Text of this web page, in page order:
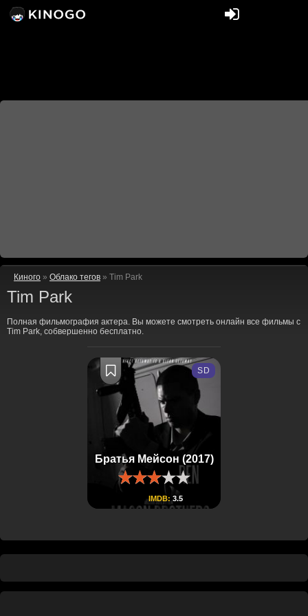
Киного » Облако тегов » Tim Park
Tim Park
Полная фильмография актера. Вы можете смотреть онлайн все фильмы с
Tim Park, собвершенно бесплатно.
Братья Мейсон (2017)
IMDB: 3.5
SD